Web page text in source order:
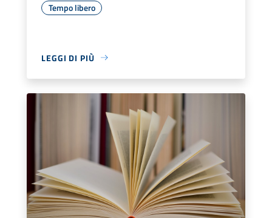
Tempo libero
LEGGI DI PIÙ